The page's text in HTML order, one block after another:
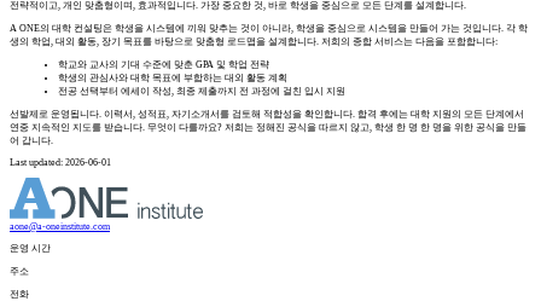
전략적이고, 개인 맞춤형이며, 효과적입니다. 가장 중요한 것, 바로 학생을 중심으로 모든 단계를 설계합니다.
A ONE의 대학 컨설팅은 학생을 시스템에 끼워 맞추는 것이 아니라, 학생을 중심으로 시스템을 만들어 가는 것입니다. 각 학
생의 학업, 대외 활동, 장기 목표를 바탕으로 맞춤형 로드맵을 설계합니다. 저희의 종합 서비스는 다음을 포함합니다:
학교와 교사의 기대 수준에 맞춘 GPA 및 학업 전략
학생의 관심사와 대학 목표에 부합하는 대외 활동 계획
전공 선택부터 에세이 작성, 최종 제출까지 전 과정에 걸친 입시 지원
선발제로 운영됩니다. 이력서, 성적표, 자기소개서를 검토해 적합성을 확인합니다. 합격 후에는 대학 지원의 모든 단계에서
연중 지속적인 지도를 받습니다. 무엇이 다를까요? 저희는 정해진 공식을 따르지 않고, 학생 한 명 한 명을 위한 공식을 만들
어 갑니다.
Last updated: 2026-06-01
aone@a-oneinstitute.com
운영 시간
주소
전화